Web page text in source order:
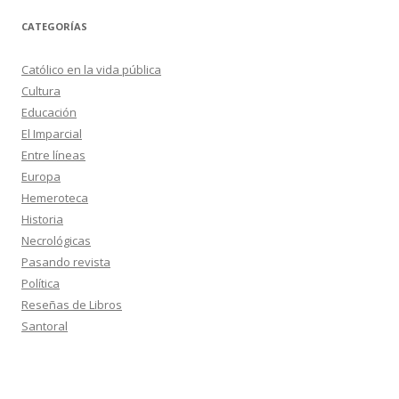
CATEGORÍAS
Católico en la vida pública
Cultura
Educación
El Imparcial
Entre líneas
Europa
Hemeroteca
Historia
Necrológicas
Pasando revista
Política
Reseñas de Libros
Santoral